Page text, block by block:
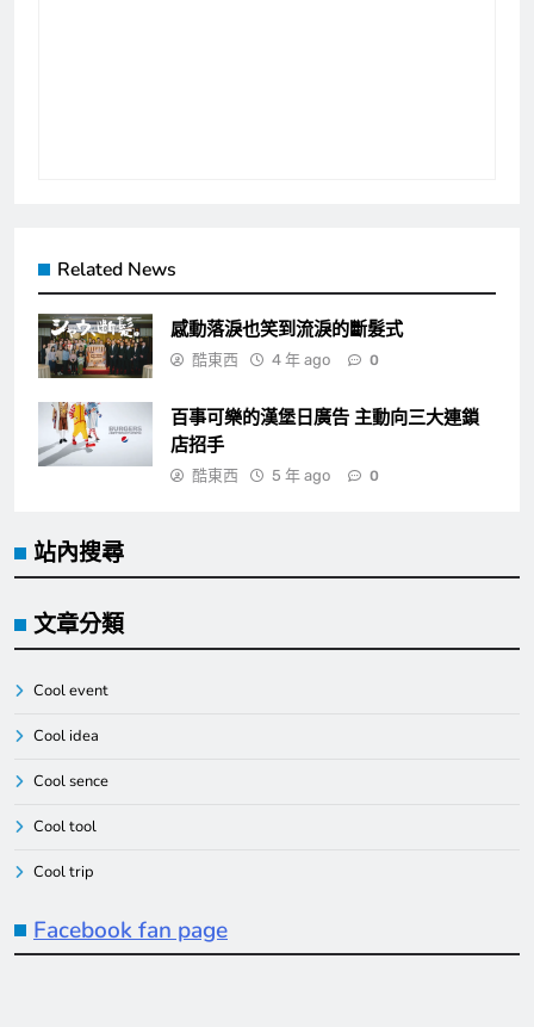
Related News
感動落淚也笑到流淚的斷髮式
酷東西 4 年 ago 0
百事可樂的漢堡日廣告 主動向三大連鎖
店招手
酷東西 5 年 ago 0
站內搜尋
文章分類
Cool event
Cool idea
Cool sence
Cool tool
Cool trip
Facebook fan page